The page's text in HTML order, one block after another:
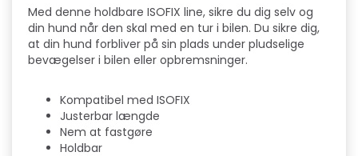
Med denne holdbare ISOFIX line, sikre du dig selv og
din hund når den skal med en tur i bilen. Du sikre dig,
at din hund forbliver på sin plads under pludselige
bevægelser i bilen eller opbremsninger.
Kompatibel med ISOFIX
Justerbar længde
Nem at fastgøre
Holdbar